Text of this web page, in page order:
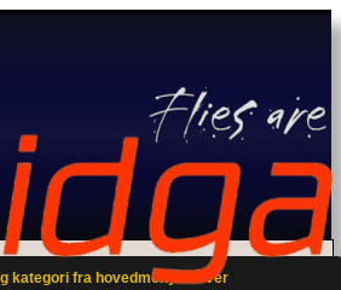
kategori fra hovedmenyen over